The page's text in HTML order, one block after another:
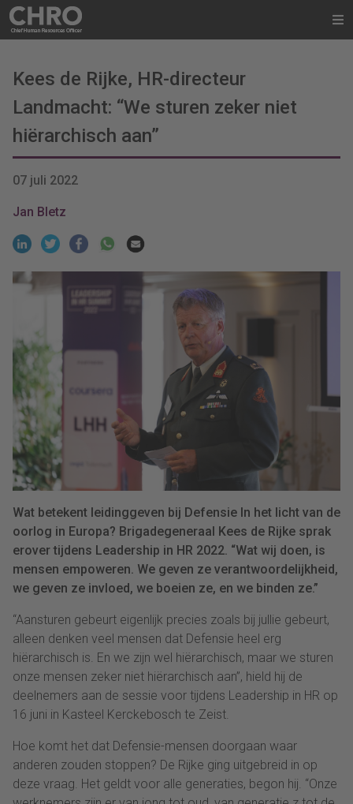
Kees de Rijke, HR-directeur
Landmacht: “We sturen zeker niet
hiërarchisch aan”
07 juli 2022
Jan Bletz
Wat betekent leidinggeven bij Defensie In het licht van de
oorlog in Europa? Brigadegeneraal Kees de Rijke sprak
erover tijdens Leadership in HR 2022. “Wat wij doen, is
mensen empoweren. We geven ze verantwoordelijkheid,
we geven ze invloed, we boeien ze, en we binden ze.”
“Aansturen gebeurt eigenlijk precies zoals bij jullie gebeurt,
alleen denken veel mensen dat Defensie heel erg
hiërarchisch is. En we zijn wel hiërarchisch, maar we sturen
onze mensen zeker niet hiërarchisch aan”, hield hij de
deelnemers aan de sessie voor tijdens Leadership in HR op
16 juni in Kasteel Kerckebosch te Zeist.
Hoe komt het dat Defensie-mensen doorgaan waar
anderen zouden stoppen? De Rijke ging uitgebreid in op
deze vraag. Het geldt voor alle generaties, begon hij. “Onze